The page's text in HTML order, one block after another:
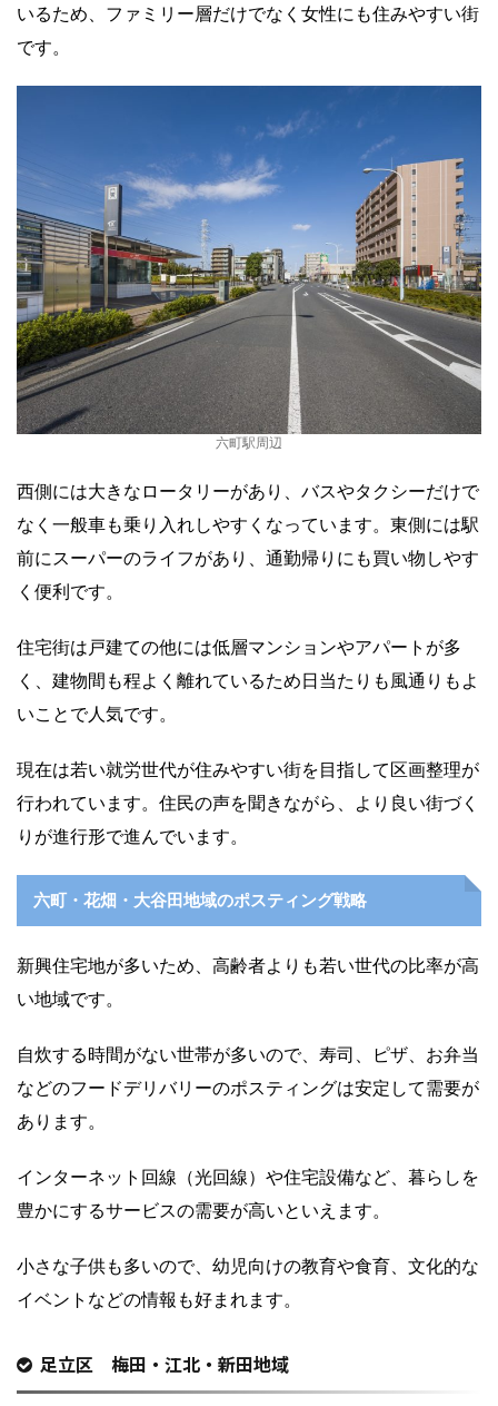
いるため、ファミリー層だけでなく女性にも住みやすい街
です。
六町駅周辺
西側には大きなロータリーがあり、バスやタクシーだけで
なく一般車も乗り入れしやすくなっています。東側には駅
前にスーパーのライフがあり、通勤帰りにも買い物しやす
く便利です。
住宅街は戸建ての他には低層マンションやアパートが多
く、建物間も程よく離れているため日当たりも風通りもよ
いことで人気です。
現在は若い就労世代が住みやすい街を目指して区画整理が
行われています。住民の声を聞きながら、より良い街づく
りが進行形で進んでいます。
六町・花畑・大谷田地域のポスティング戦略
新興住宅地が多いため、高齢者よりも若い世代の比率が高
い地域です。
自炊する時間がない世帯が多いので、寿司、ピザ、お弁当
などのフードデリバリーのポスティングは安定して需要が
あります。
インターネット回線（光回線）や住宅設備など、暮らしを
豊かにするサービスの需要が高いといえます。
小さな子供も多いので、幼児向けの教育や食育、文化的な
イベントなどの情報も好まれます。
足立区 梅田・江北・新田地域